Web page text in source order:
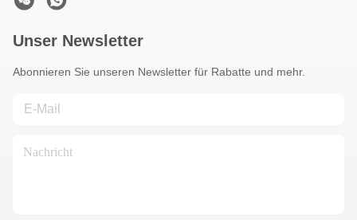
Unser Newsletter
Abonnieren Sie unseren Newsletter für Rabatte und mehr.